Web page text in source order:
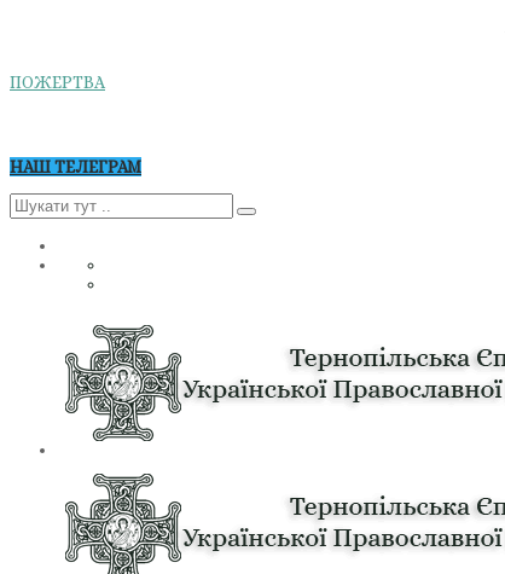
ПОЖЕРТВА
НАШ ТЕЛЕГРАМ